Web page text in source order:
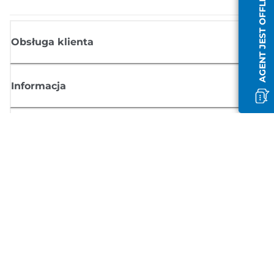
AGENT JEST OFFLINE
Obsługa klienta
Informacja